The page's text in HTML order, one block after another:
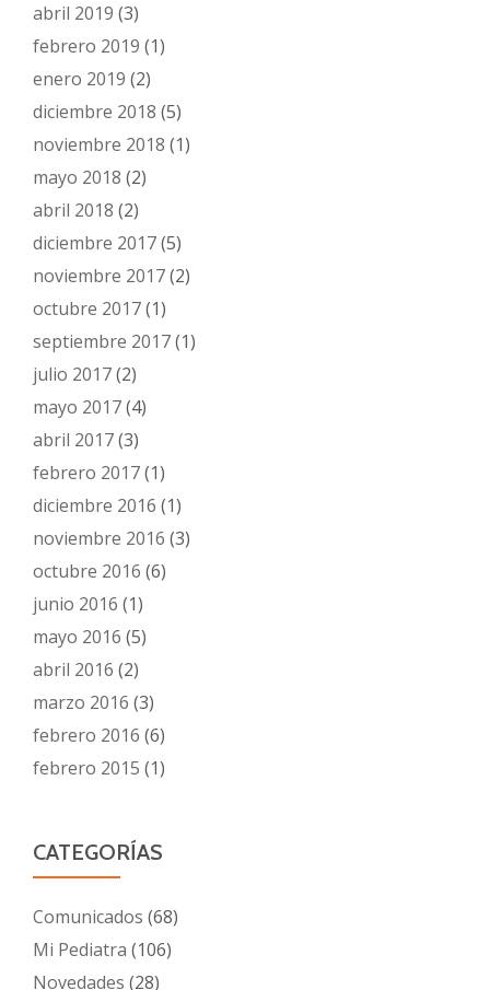
abril 2019 (3)
febrero 2019 (1)
enero 2019 (2)
diciembre 2018 (5)
noviembre 2018 (1)
mayo 2018 (2)
abril 2018 (2)
diciembre 2017(5)
noviembre 2017(2)
octubre 2017(1)
septiembre 2017(1)
julio 2017(2)
mayo 2017(4)
abril 2017(3)
febrero 2017(1)
diciembre 2016 (1)
noviembre 2016 (3)
octubre 2016 (6)
junio 2016 (1)
mayo 2016 (5)
abril 2016 (2)
marzo 2016 (3)
febrero 2016 (6)
febrero 2015 (1)
CATEGORÍAS
Comunicados (68)
Mi Pediatra (106)
Novedades (28)